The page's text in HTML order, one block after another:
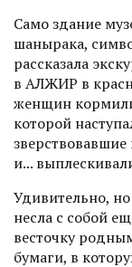
Само здание
шанырака,
рассказала
в АЛЖИР в
женщин
которой
и...
Удивительно,
несла с собой
весточку
бумаги, в